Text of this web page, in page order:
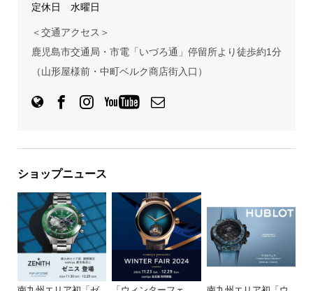
定休日 水曜日
＜交通アクセス＞
鹿児島市交通局・市電「いづろ通」停留所より徒歩約1分
（山形屋様前・中町ベルク商店街入口）
ショップニュース